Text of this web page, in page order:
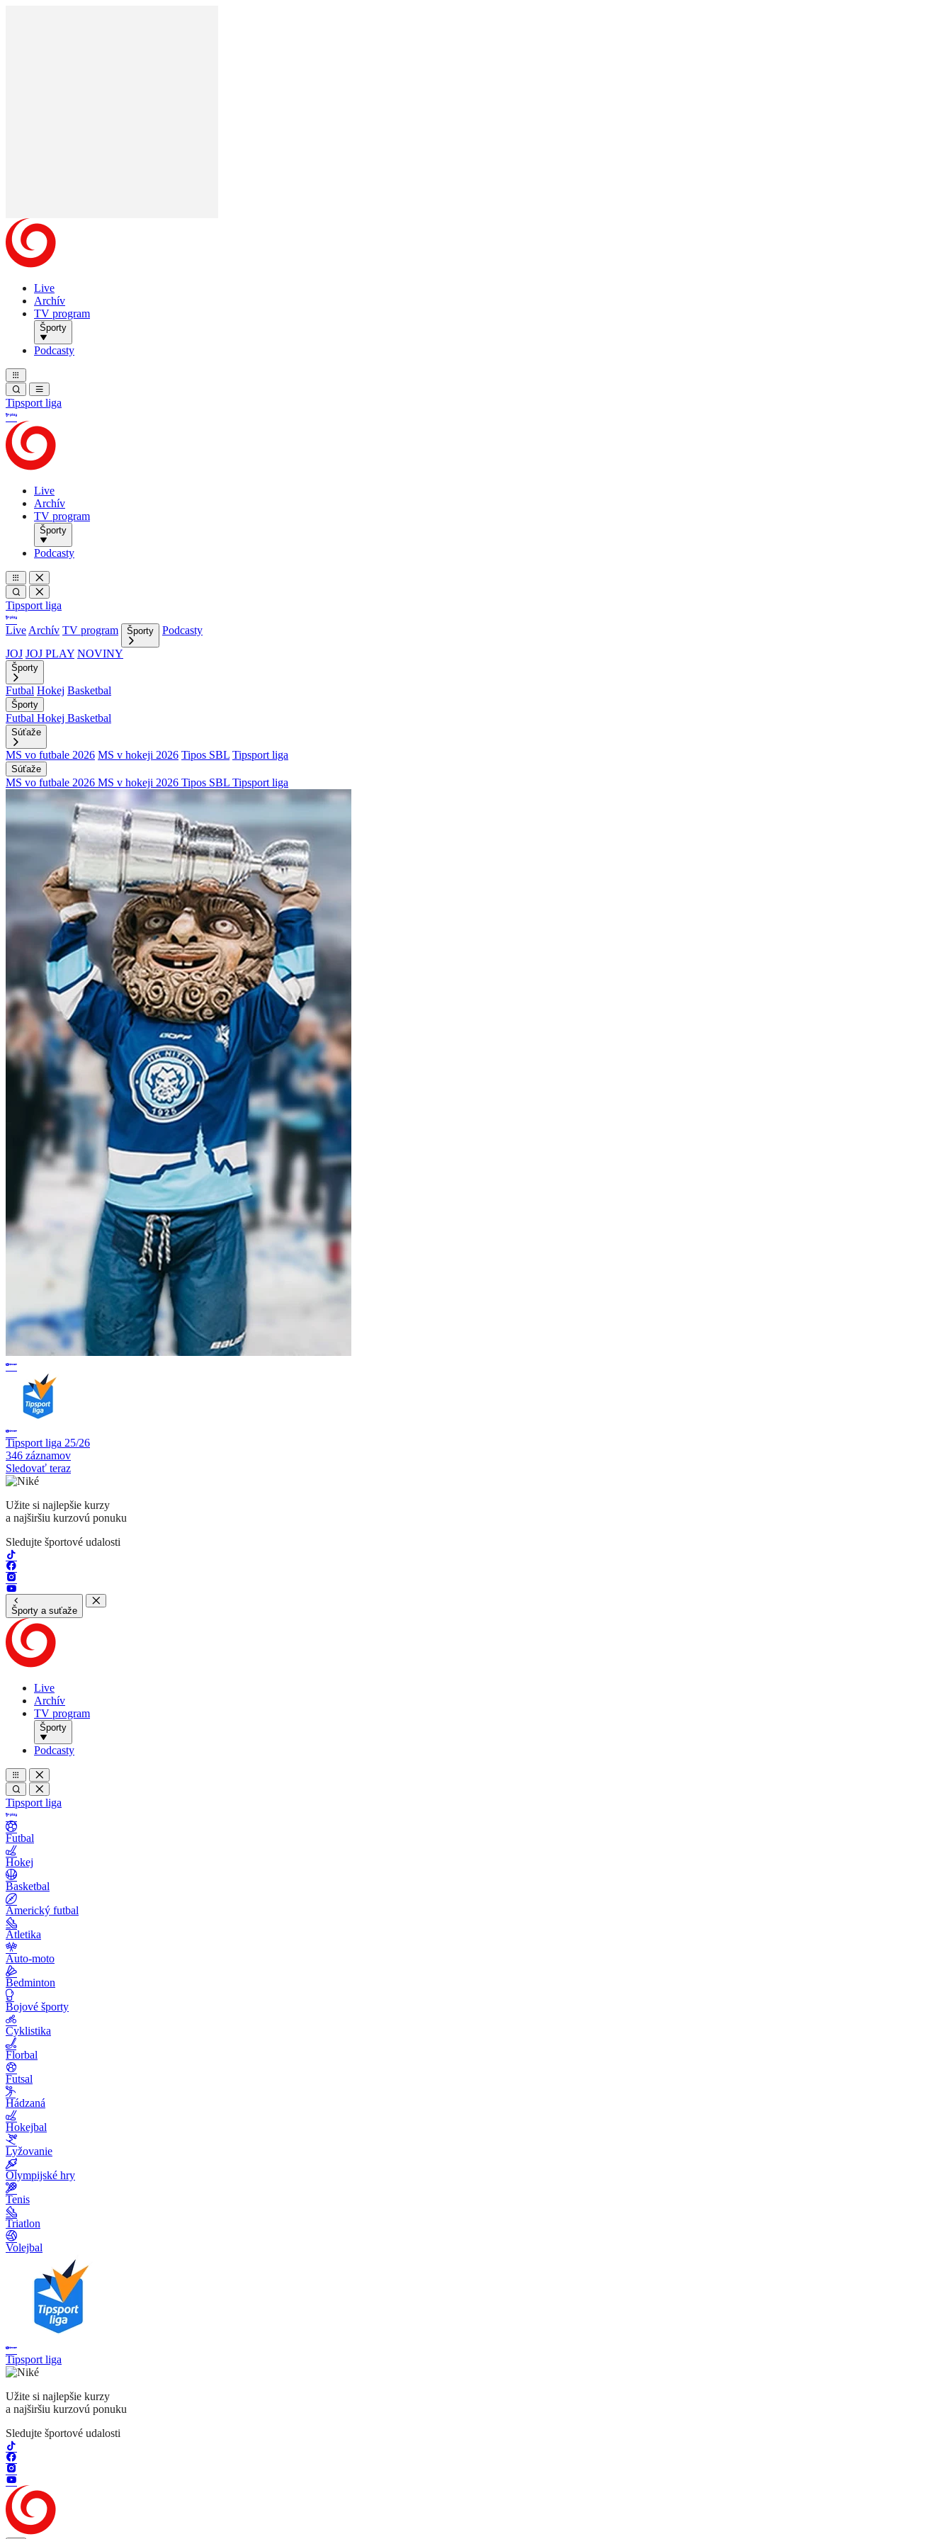
Live
Archív
TV program
Športy
Podcasty
Tipsport liga
Live
Archív
TV program
Športy
Podcasty
Tipsport liga
Live Archív TV program Športy
Podcasty
JOJ JOJ PLAY NOVINY
Športy
Futbal Hokej Basketbal
Športy
Futbal Hokej Basketbal
Súťaže
MS vo futbale 2026 MS v hokeji 2026 Tipos SBL Tipsport liga
Súťaže
MS vo futbale 2026 MS v hokeji 2026 Tipos SBL Tipsport liga
Tipsport liga 25/26
346 záznamov
Sledovať teraz
Užite si najlepšie kurzy
a najširšiu kurzovú ponuku
Sledujte športové udalosti
Športy a suťaže
Live
Archív
TV program
Športy
Podcasty
Tipsport liga
Futbal
Hokej
Basketbal
Americký futbal
Atletika
Auto-moto
Bedminton
Bojové športy
Cyklistika
Florbal
Futsal
Hádzaná
Hokejbal
Lyžovanie
Olympijské hry
Tenis
Triatlon
Volejbal
Tipsport liga
Užite si najlepšie kurzy
a najširšiu kurzovú ponuku
Sledujte športové udalosti